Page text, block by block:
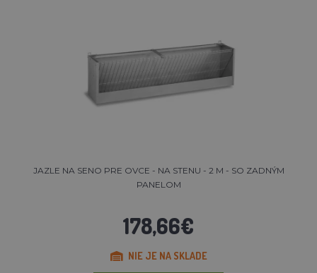
JAZLE NA SENO PRE OVCE - NA STENU - 2 M - SO ZADNÝM
PANELOM
178,66€
NIE JE NA SKLADE